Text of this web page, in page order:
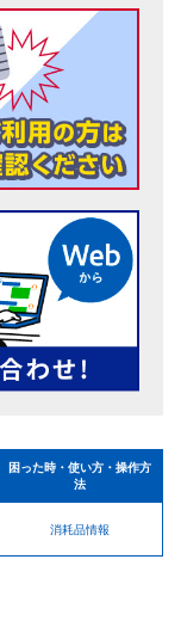
困った時・使い方・操作方
法
消耗品情報